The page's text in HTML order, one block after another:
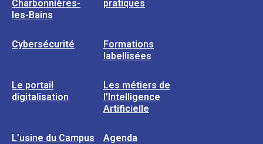
Charbonnières-
les-Bains
pratiques
Cybersécurité
Formations
labellisées
Le portail
digitalisation
Les métiers de
l’Intelligence
Artificielle
L’usine du Campus Agenda